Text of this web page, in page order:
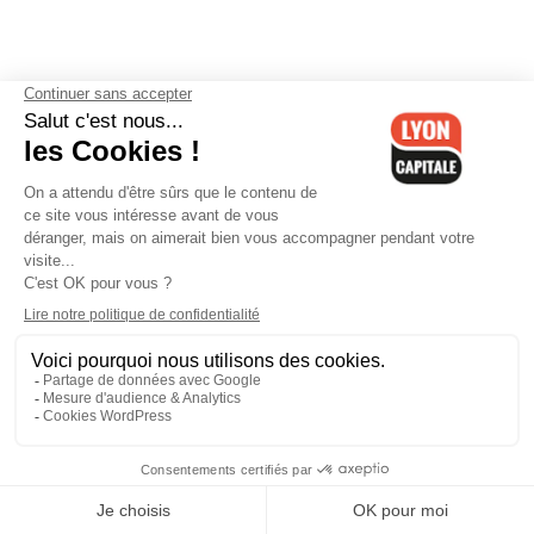
Contactez-nous-Mentions légales-CGV-Politique de
confidentialité-Gestion des cookies
Cedex 06